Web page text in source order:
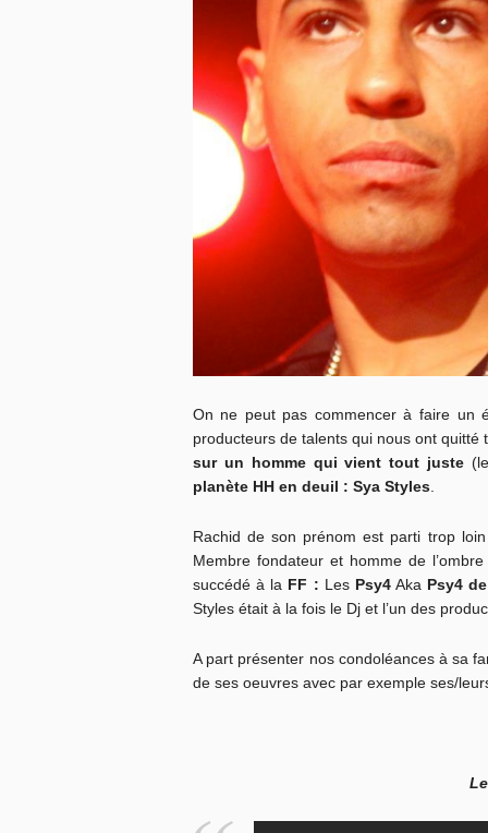
On ne peut pas commencer à faire un
producteurs de talents qui nous ont
sur un homme qui vient tout juste
planète HH en deuil : Sya Styles.
Rachid de son prénom est parti trop
Membre fondateur et homme de
succédé à la FF : Les Psy4Aka Psy4
Styles était à la fois le Dj et l’un des
A part présenter nos condoléances à sa
de ses oeuvres avec par exemple ses/